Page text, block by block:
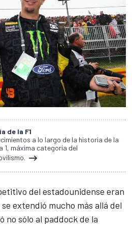
de la F1
a lo largo de la historia de la
1, máxima categoría del
del estadounidense eran
extendió mucho más allá del
no sólo al paddock de la